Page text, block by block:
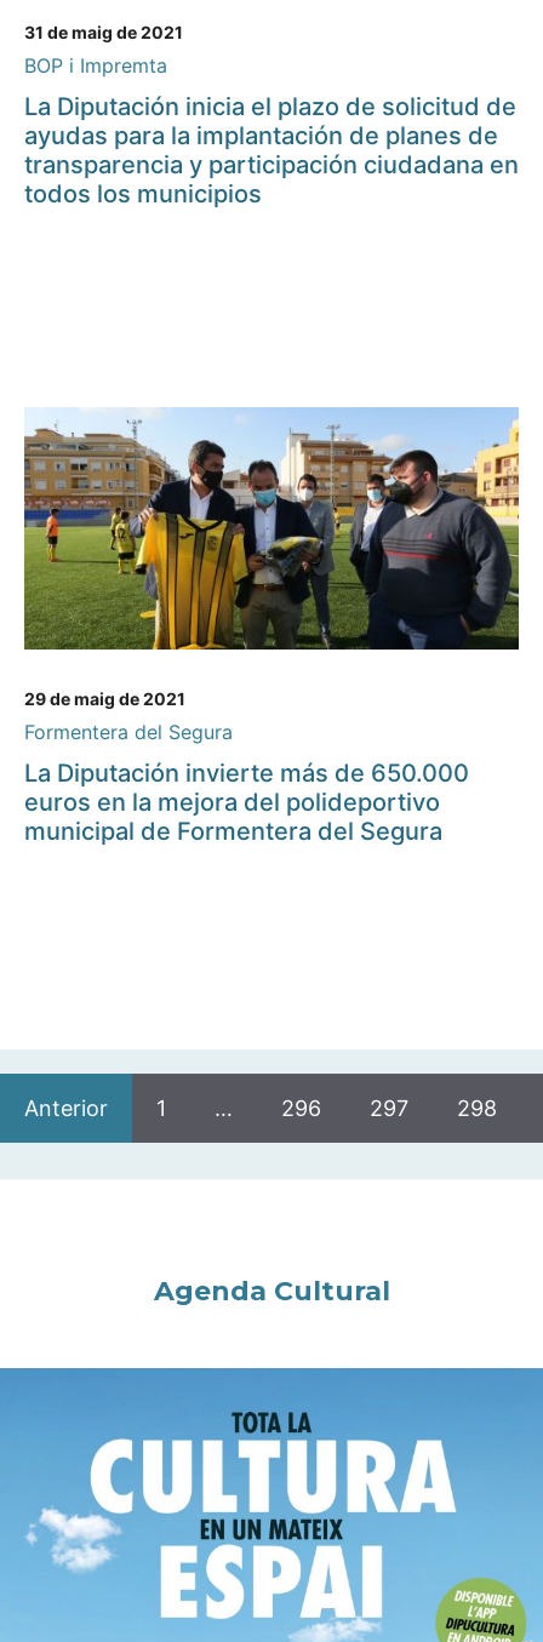
31 de maig de 2021
BOP i Impremta
La Diputación inicia el plazo de solicitud de
ayudas para la implantación de planes de
transparencia y participación ciudadana en
todos los municipios
29 de maig de 2021
Formentera del Segura
La Diputación invierte más de 650.000
euros en la mejora del polideportivo
municipal de Formentera del Segura
Anterior 1 … 296 297 298
Agenda Cultural